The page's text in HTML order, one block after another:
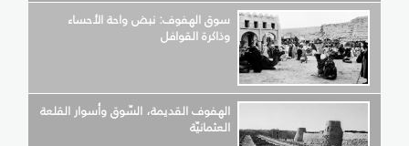
سوق الهفوف: نبض واحة الأحساء
وذاكرة القوافل
الهفوف القديمة، السّوق وأسوار القلعة
العثمانيّة